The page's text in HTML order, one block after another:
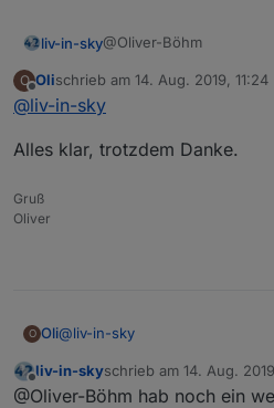
liv-in-sky@Oliver-Böhm
ich glaube , ich habe
würde gerne eine
hoch
nicht weiter helfen - da
O
Offline
Olischrieb am 14. Aug. 2019, 11:24
zuletzt editiert von
@liv-in-sky
Alles klar, trotzdem Danke.
Gruß
Oliver
O Oli@liv-in-sky
Alles klar, trotzdem Danke.
Offline
liv-in-skyschrieb am 14. Aug.
zuletzt editiert von
@Oliver-Böhm hab noch ein